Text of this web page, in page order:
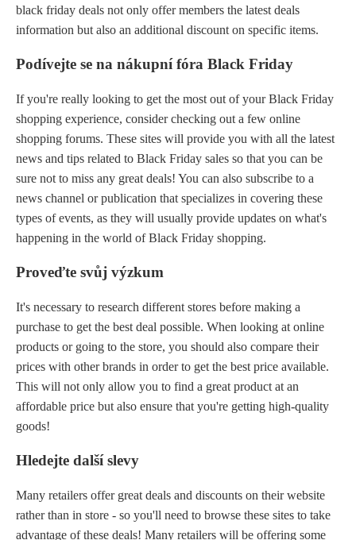
black friday deals not only offer members the latest deals
information but also an additional discount on specific items.
Podívejte se na nákupní fóra Black Friday
If you're really looking to get the most out of your Black Friday
shopping experience, consider checking out a few online
shopping forums. These sites will provide you with all the latest
news and tips related to Black Friday sales so that you can be
sure not to miss any great deals! You can also subscribe to a
news channel or publication that specializes in covering these
types of events, as they will usually provide updates on what's
happening in the world of Black Friday shopping.
Proveďte svůj výzkum
It's necessary to research different stores before making a
purchase to get the best deal possible. When looking at online
products or going to the store, you should also compare their
prices with other brands in order to get the best price available.
This will not only allow you to find a great product at an
affordable price but also ensure that you're getting high-quality
goods!
Hledejte další slevy
Many retailers offer great deals and discounts on their website
rather than in store - so you'll need to browse these sites to take
advantage of these deals! Many retailers will be offering some